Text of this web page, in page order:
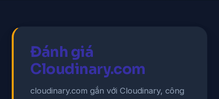
Đánh giá
Cloudinary.com
cloudinary.com gắn với Cloudinary, công